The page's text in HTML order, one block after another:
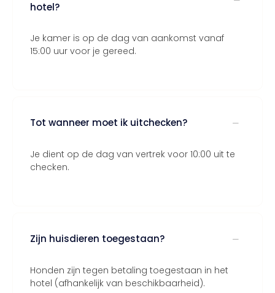
hotel?
Je kamer is op de dag van aankomst vanaf
15:00 uur voor je gereed.
Tot wanneer moet ik uitchecken?
Je dient op de dag van vertrek voor 10:00 uit te
checken.
Zijn huisdieren toegestaan?
Honden zijn tegen betaling toegestaan in het
hotel (afhankelijk van beschikbaarheid).